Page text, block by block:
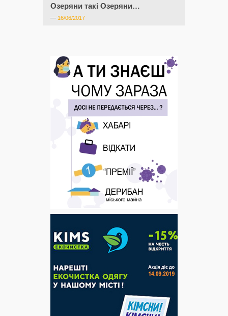
Озеряни такі Озеряни…
— 16/06/2017